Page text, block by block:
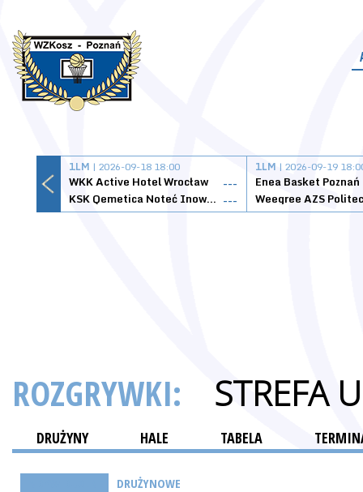
1LM | 2026-09-18 18:00
WKK Active Hotel Wrocław
---
KSK Qemetica Noteć Inowrocław ---
1LM | 2026-09-19
Enea Basket Poznań
ROZGRYWKI: STREFA
DRUŻYNY HALE TABELA
DRUŻYNOWE